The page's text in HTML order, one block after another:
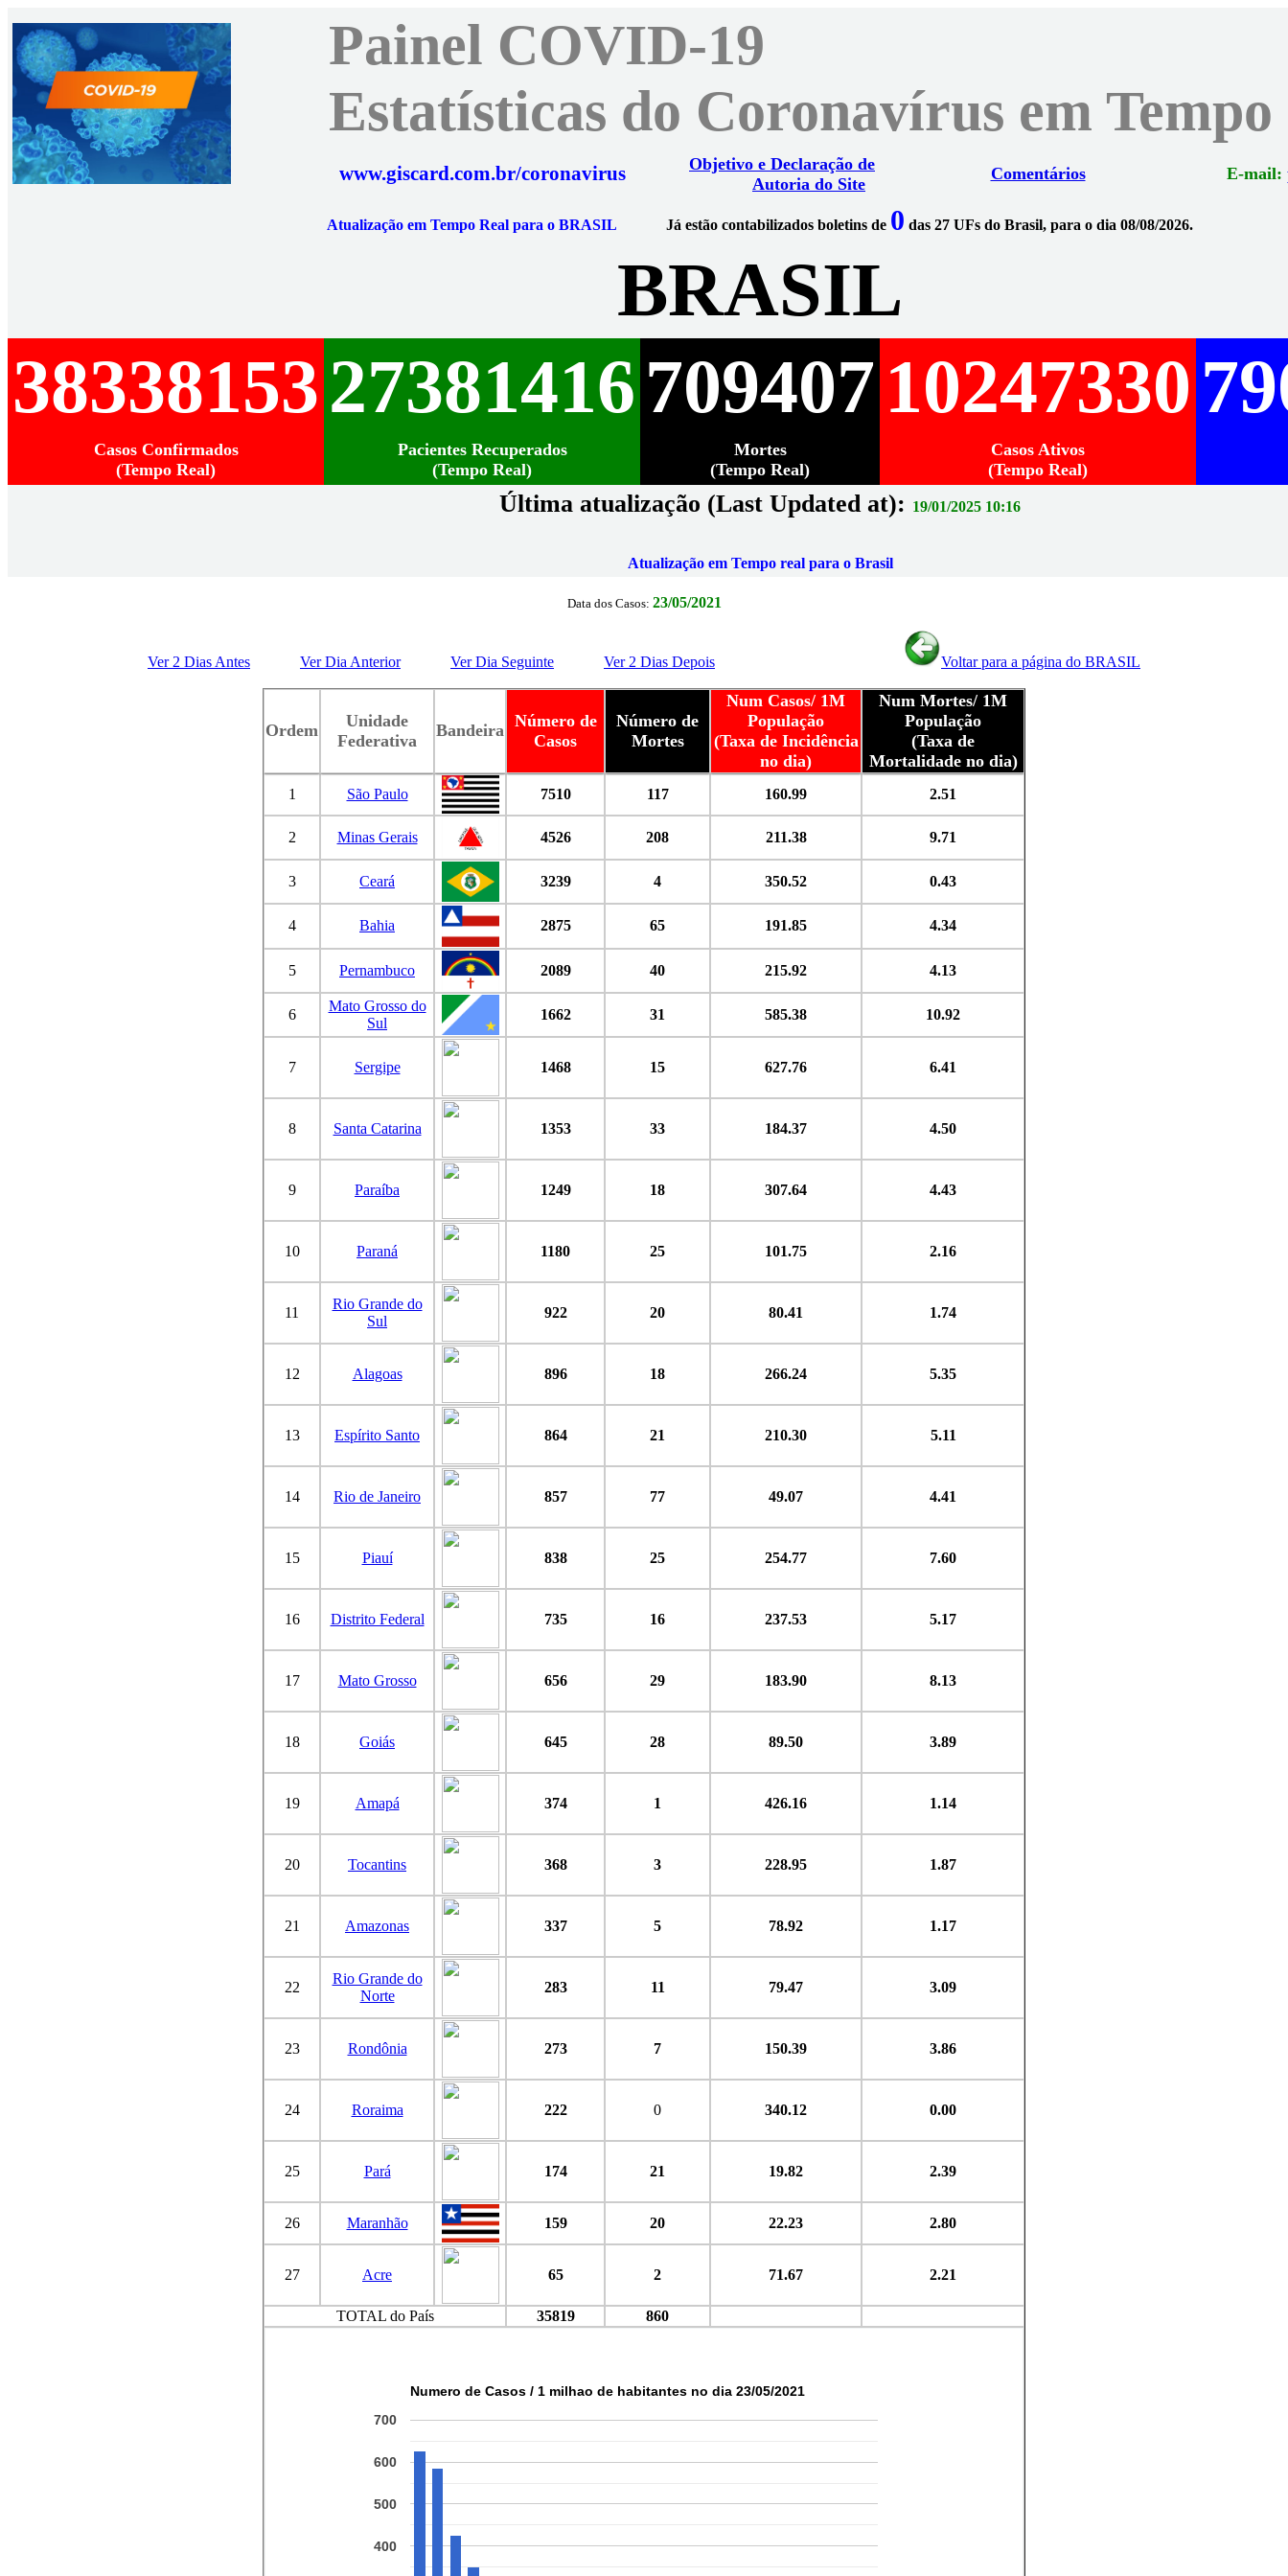
Painel COVID-19
Estatísticas do Coronavírus em Tempo
www.giscard.com.br/coronavirus
Objetivo e Declaração de
Autoria do Site
Comentários E-mail:
Atualização em Tempo Real para o BRASIL Já estão contabilizados boletins de 0 das 27 UFs do Brasil, para o dia 08/08/2026.
BRASIL
3833815327381416709407 10247330
Casos Confirmados
(Tempo Real)
Pacientes Recuperados
(Tempo Real)
Mortes
(Tempo Real)
Casos Ativos
(Tempo Real)
Última atualização (Last Updated at): 19/01/2025 10:16
Atualização em Tempo real para o Brasil
Data dos Casos: 23/05/2021
Ver 2 Dias Antes Ver Dia Anterior Ver Dia Seguinte Ver 2 Dias Depois Voltar para a página do BRASIL
Ordem
Unidade
Federativa
Bandeira Número de
Casos
Número de
Mortes
Num Casos/ 1M
População
(Taxa de Incidência
no dia)
Num Mortes/ 1M
População
(Taxa de
Mortalidade no dia)
1 São Paulo 7510 117 160.99 2.51
2 Minas Gerais 4526 208 211.38 9.71
3 Ceará 3239 4 350.52 0.43
4 Bahia 2875 65 191.85 4.34
5 Pernambuco 2089 40 215.92 4.13
6
Mato Grosso do
Sul
1662 31 585.38 10.92
7 Sergipe 1468 15 627.76 6.41
8 Santa Catarina 1353 33 184.37 4.50
9 Paraíba 1249 18 307.64 4.43
10 Paraná 1180 25 101.75 2.16
11
Rio Grande do
Sul
922 20 80.41 1.74
12 Alagoas 896 18 266.24 5.35
13 Espírito Santo 864 21 210.30 5.11
14 Rio de Janeiro 857 77 49.07 4.41
15 Piauí 838 25 254.77 7.60
16 Distrito Federal 735 16 237.53 5.17
17 Mato Grosso 656 29 183.90 8.13
18 Goiás 645 28 89.50 3.89
19 Amapá 374 1 426.16 1.14
20 Tocantins 368 3 228.95 1.87
21 Amazonas 337 5 78.92 1.17
22
Rio Grande do
Norte
283 11 79.47 3.09
23 Rondônia 273 7 150.39 3.86
24 Roraima 222 0 340.12 0.00
25 Pará 174 21 19.82 2.39
26 Maranhão 159 20 22.23 2.80
27 Acre 65 2 71.67 2.21
TOTAL do País 35819 860
Numero de Casos / 1 milhao de habitantes no dia 23/05/2021
400
500
600
700